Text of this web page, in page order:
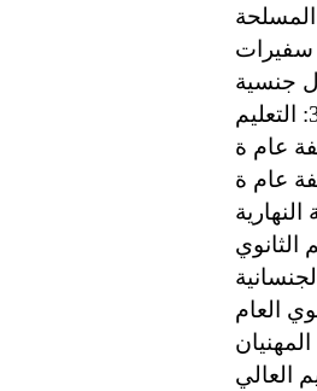
المسلحة
عام ة
النهارية
الثانوي
العام
المهنيان
العالي